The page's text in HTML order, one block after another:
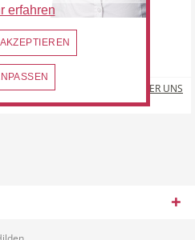
Handwerk
Hil...
Hilden
MEHR ÜBER UNS
erfahren